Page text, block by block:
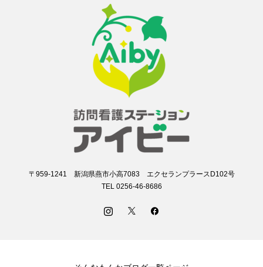
〒959-1241 新潟県燕市小高7083 エクセランプラースD102号
TEL 0256-46-8686